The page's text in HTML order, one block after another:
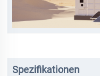
Spezifikationen